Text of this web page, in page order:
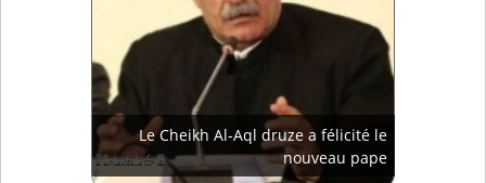
Le Cheikh Al-Aql druze a félicité le
nouveau pape